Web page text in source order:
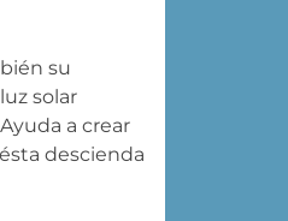
su
solar
a crear
descienda